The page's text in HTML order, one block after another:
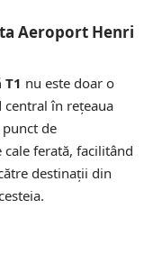
Aeroport Henri
nu este doar o
în rețeaua
punct de
ferată, facilitând
destinații din